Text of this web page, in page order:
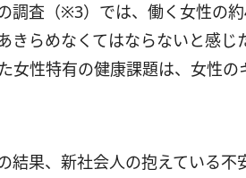
調査（※3）では、働く女性の
きらめなくてはならないと感
女性特有の健康課題は、女性
結果、新社会人の抱えている